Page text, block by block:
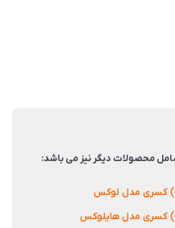
محصولات دیگر نیز می باشد:
کسری مدل لوکس
کسری مدل هایلوکس